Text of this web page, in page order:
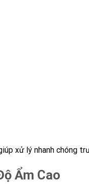
xử lý nhanh chóng
Ẩm Cao